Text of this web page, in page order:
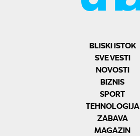
BLISKI ISTOK
SVE VESTI
NOVOSTI
BIZNIS
SPORT
TEHNOLOGIJA
ZABAVA
MAGAZIN